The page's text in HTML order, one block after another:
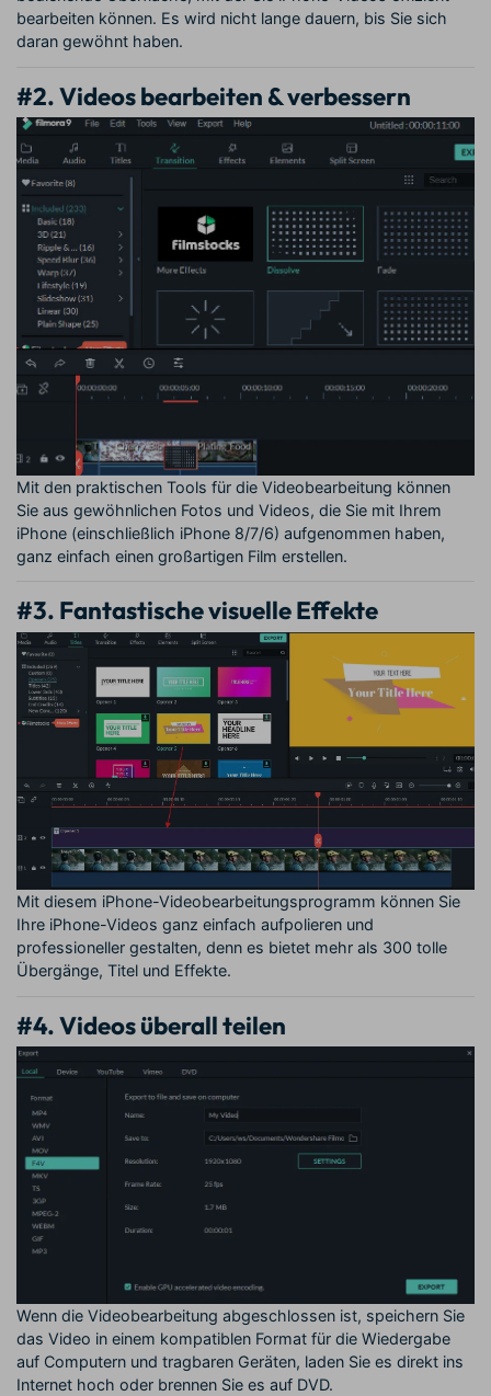
bearbeiten können. Es wird nicht lange dauern, bis Sie sich
daran gewöhnt haben.
#2. Videos bearbeiten & verbessern
Mit den praktischen Tools für die Videobearbeitung können
Sie aus gewöhnlichen Fotos und Videos, die Sie mit Ihrem
iPhone (einschließlich iPhone 8/7/6) aufgenommen haben,
ganz einfach einen großartigen Film erstellen.
#3. Fantastische visuelle Effekte
Mit diesem iPhone-Videobearbeitungsprogramm können Sie
Ihre iPhone-Videos ganz einfach aufpolieren und
professioneller gestalten, denn es bietet mehr als 300 tolle
Übergänge, Titel und Effekte.
#4. Videos überall teilen
Wenn die Videobearbeitung abgeschlossen ist, speichern Sie
das Video in einem kompatiblen Format für die Wiedergabe
auf Computern und tragbaren Geräten, laden Sie es direkt ins
Internet hoch oder brennen Sie es auf DVD.